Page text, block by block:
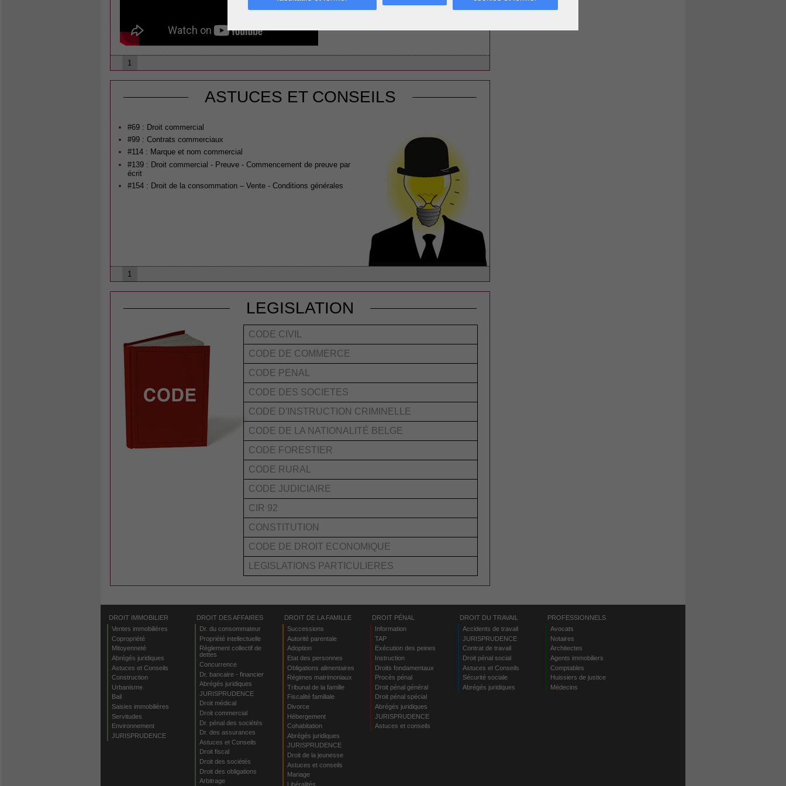
Le fonds de commerce
1
ASTUCES ET CONSEILS
#69 : Droit commercial
#99 : Contrats commerciaux
#114 : Marque et nom commercial
#139 : Droit commercial - Preuve - Commencement de preuve par
écrit
#154 : Droit de la consommation – Vente - Conditions générales
1
LEGISLATION
CODE CIVIL
CODE DE COMMERCE
CODE PENAL
CODE DES SOCIETES
CODE D'INSTRUCTION CRIMINELLE
CODE DE LA NATIONALITÉ BELGE
CODE FORESTIER
CODE RURAL
CODE JUDICIAIRE
CIR 92
CONSTITUTION
CODE DE DROIT ECONOMIQUE
LEGISLATIONS PARTICULIERES
DROIT IMMOBILIER
Ventes immobilières
Copropriété
Mitoyenneté
Abrégés juridiques
Astuces et Conseils
Construction
Urbanisme
Bail
Saisies immobilières
Servitudes
Environnement
JURISPRUDENCE
DROIT DES AFFAIRES
Dr. du consommateur
Propriété intellectuelle
Règlement collectif de
dettes
Concurrence
Dr. bancaire - financier
Abrégés juridiques
JURISPRUDENCE
Droit médical
Droit commercial
Dr. pénal des sociétés
Dr. des assurances
Astuces et Conseils
Droit fiscal
Droit des sociétés
Droit des obligations
Arbitrage
DROIT DE LA FAMILLE
Successions
Autorité parentale
Adoption
Etat des personnes
Obligations alimentaires
Régimes matrimoniaux
Tribunal de la famille
Fiscalité familiale
Divorce
Hébergement
Cohabitation
Abrégés juridiques
JURISPRUDENCE
Droit de la jeunesse
Astuces et conseils
Mariage
Libéralités
DROIT PÉNAL
Information
TAP
Exécution des peines
Instruction
Droits fondamentaux
Procès pénal
Droit pénal général
Droit pénal spécial
Abrégés juridiques
JURISPRUDENCE
Astuces et conseils
DROIT DU TRAVAIL
Accidents de travail
JURISPRUDENCE
Contrat de travail
Droit pénal social
Astuces et Conseils
Sécurité sociale
Abrégés juridiques
PROFESSIONNELS
Avocats
Notaires
Architectes
Agents immobiliers
Comptables
Huissiers de justice
Médecins